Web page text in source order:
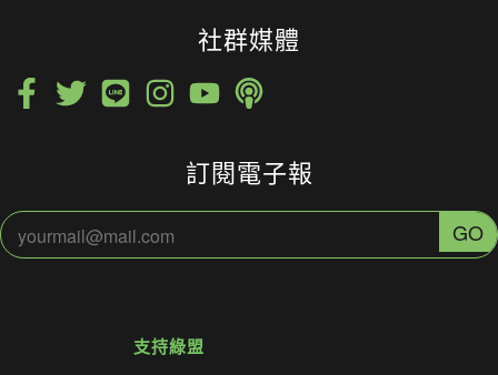
社群媒體
訂閱電子報
支持綠盟